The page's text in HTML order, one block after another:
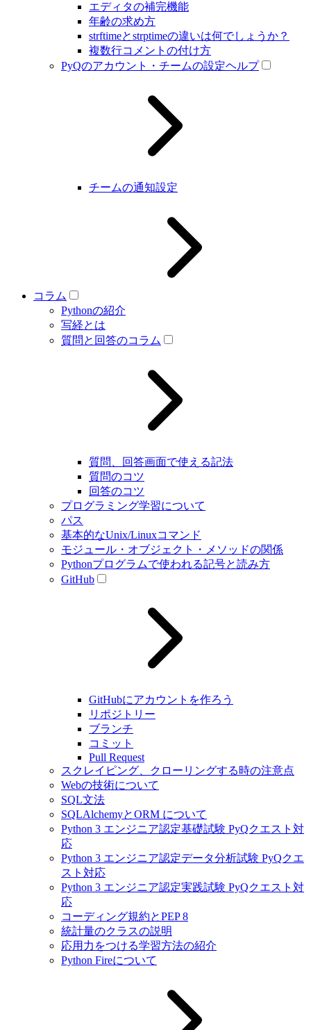
エディタの補完機能
年齢の求め方
strftimeとstrptimeの違いは何でしょうか？
複数行コメントの付け方
PyQのアカウント・チームの設定ヘルプ
チームの通知設定
コラム
Pythonの紹介
写経とは
質問と回答のコラム
質問、回答画面で使える記法
質問のコツ
回答のコツ
プログラミング学習について
パス
基本的なUnix/Linuxコマンド
モジュール・オブジェクト・メソッドの関係
Pythonプログラムで使われる記号と読み方
GitHub
GitHubにアカウントを作ろう
リポジトリー
ブランチ
コミット
Pull Request
スクレイピング、クローリングする時の注意点
Webの技術について
SQL文法
SQLAlchemyとORM について
Python 3 エンジニア認定基礎試験 PyQクエスト対
応
Python 3 エンジニア認定データ分析試験 PyQクエ
スト対応
Python 3 エンジニア認定実践試験 PyQクエスト対
応
コーディング規約とPEP 8
統計量のクラスの説明
応用力をつける学習方法の紹介
Python Fireについて